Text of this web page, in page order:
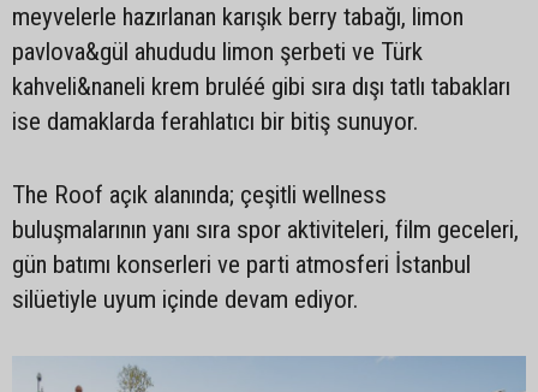
meyvelerle hazırlanan karışık berry tabağı, limon
pavlova&gül ahududu limon şerbeti ve Türk
kahveli&naneli krem bruléé gibi sıra dışı tatlı tabakları
ise damaklarda ferahlatıcı bir bitiş sunuyor.
The Roof açık alanında; çeşitli wellness
buluşmalarının yanı sıra spor aktiviteleri, film geceleri,
gün batımı konserleri ve parti atmosferi İstanbul
silüetiyle uyum içinde devam ediyor.